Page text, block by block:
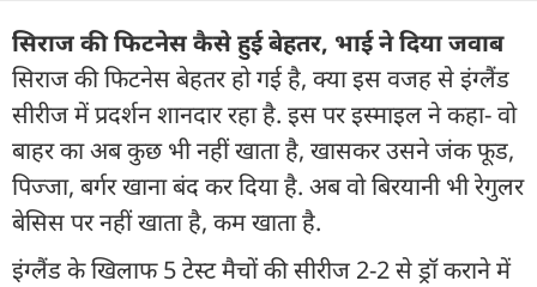
स‍िराज की फ‍िटनेस कैसे हुई बेहतर, भाई ने दिया जवाब
सिराज की फ‍िटनेस बेहतर हो गई है, क्या इस वजह से इंग्लैंड
सीरीज में प्रदर्शन शानदार रहा है. इस पर इस्माइल ने कहा- वो
बाहर का अब कुछ भी नहीं खाता है, खासकर उसने जंक फूड,
प‍िज्जा, बर्गर खाना बंद कर दिया है. अब वो बिरयानी भी रेगुलर
बेस‍िस पर नहीं खाता है, कम खाता है.
इंग्लैंड के खिलाफ 5 टेस्ट मैचों की सीरीज 2-2 से ड्रॉ कराने में